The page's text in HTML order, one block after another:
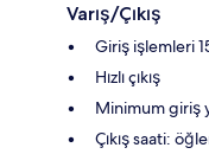
Varış/Çıkış
Giriş işlemleri
Hızlı çıkış
Minimum giriş
Çıkış saati: